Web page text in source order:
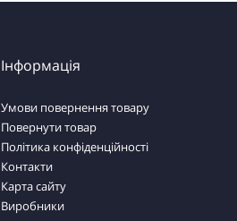
Інформація
Умови повернення товару
Повернути товар
Політика конфіденційності
Контакти
Карта сайту
Виробники